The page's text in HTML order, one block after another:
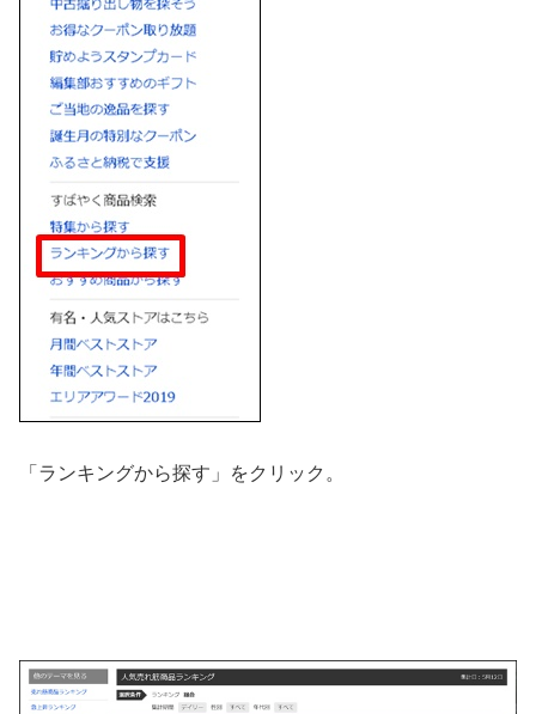
「ランキングから探す」をクリック。